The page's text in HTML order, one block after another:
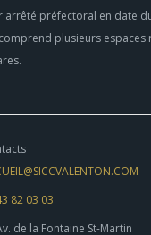
arrêté préfectoral en date
plusieurs espaces
82 03 03
de la Fontaine St-Martin